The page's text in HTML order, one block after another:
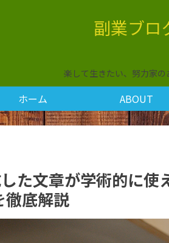
副業ブロ
楽して生きたい、努力家の
ホーム ABOUT
た文章が学術的に使
徹底解説